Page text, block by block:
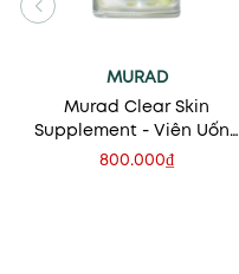
MURAD
Murad Clear Skin
Supplement - Viên Uống
Giảm Mụn, Bã Nhờn, Se
800.000₫